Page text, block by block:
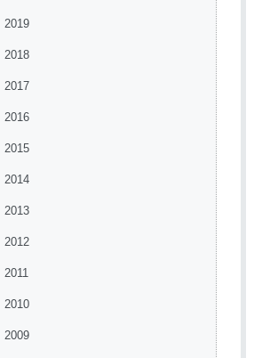
2019
2018
2017
2016
2015
2014
2013
2012
2011
2010
2009